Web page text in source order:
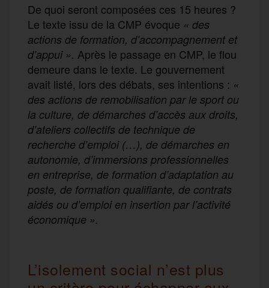
De quoi seront composées ces 15 heures ?
Le texte issu de la CMP évoque « des
actions de formation, d’accompagnement et
d’appui ». Après le passage en CMP, le flou
demeure dans le texte. Le gouvernement
avait listé, lors des débats, ses intentions : «
des actions de remobilisation par le sport ou
la culture, de démarches d’accès aux droits,
d’ateliers collectifs de technique de
recherche d’emploi (…), de démarches en
autonomie, d’immersions professionnelles
en entreprise, de formation d’adaptation au
poste, de formation qualifiante, de contrats
aidés ou d’emploi en insertion par l’activité
économique ».
L’isolement social n’est plus